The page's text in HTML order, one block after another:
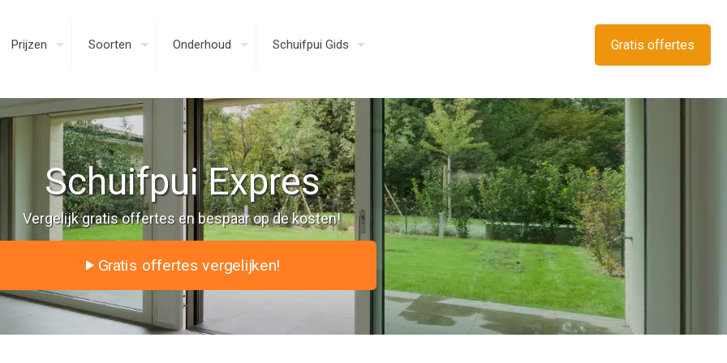
Prijzen Soorten Onderhoud Schuifpui Gids Gratis offertes
Schuifpui Expres
Vergelijk gratis offertes en bespaar op de kosten!
Gratis offertes vergelijken!